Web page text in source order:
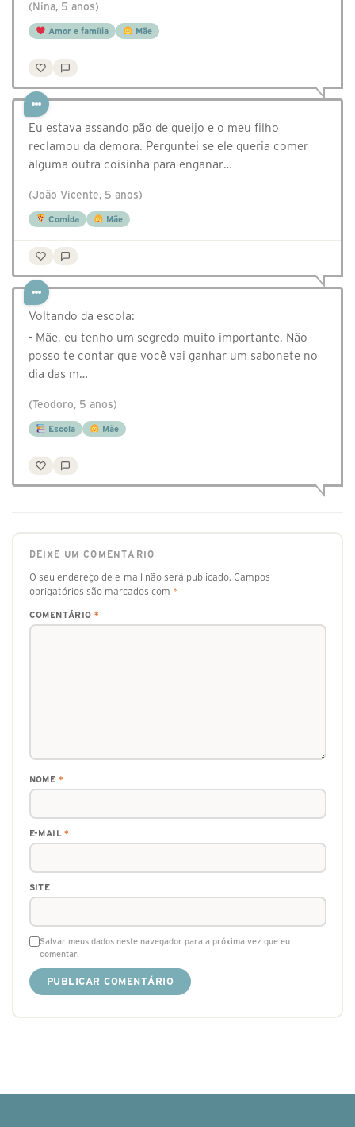
(Nina, 5 anos)
Amor e família Mãe
Eu estava assando pão de queijo e o meu filho
reclamou da demora. Perguntei se ele queria comer
alguma outra coisinha para enganar…
(João Vicente, 5 anos)
Comida Mãe
Voltando da escola:
- Mãe, eu tenho um segredo muito importante. Não
posso te contar que você vai ganhar um sabonete no
dia das m…
(Teodoro, 5 anos)
Escola Mãe
DEIXE UM COMENTÁRIO
O seu endereço de e-mail não será publicado. Campos
obrigatórios são marcados com *
COMENTÁRIO *
NOME *
E-MAIL*
SITE
Salvar meus dados neste navegador para a próxima vez que eu
comentar.